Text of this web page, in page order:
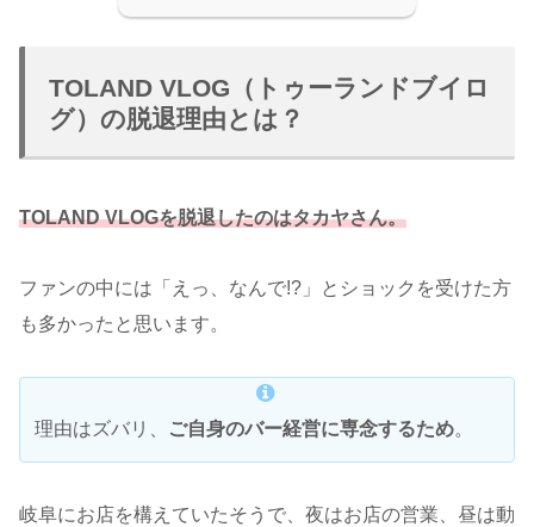
TOLAND VLOG（トゥーランドブイロ
グ）の脱退理由とは？
TOLAND VLOGを脱退したのはタカヤさん。
ファンの中には「えっ、なんで!?」とショックを受けた方
も多かったと思います。
理由はズバリ、 ご自身のバー経営に専念するため。
岐阜にお店を構えていたそうで、夜はお店の営業、昼は動